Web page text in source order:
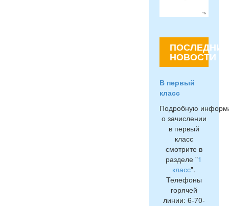
ПОСЛЕДНИЕ
НОВОСТИ
В первый
класс
Подробную
о зачислении
в первый
класс
смотрите в
разделе "1
класс".
Телефоны
горячей
линии: 6-70-